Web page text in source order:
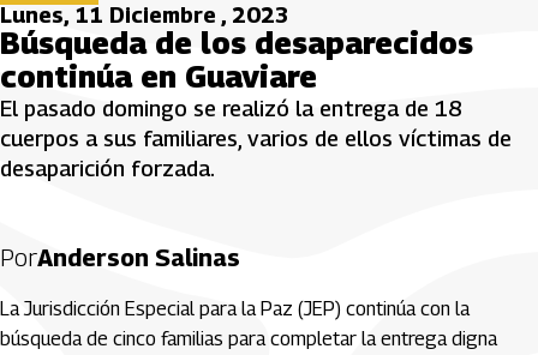
Lunes, 11 Diciembre , 2023
Búsqueda de los desaparecidos
continúa en Guaviare
El pasado domingo se realizó la entrega de 18
cuerpos a sus familiares, varios de ellos víctimas de
desaparición forzada.
PorAnderson Salinas
La Jurisdicción Especial para la Paz (JEP) continúa con la
búsqueda de cinco familias para completar la entrega digna